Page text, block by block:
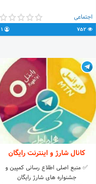
اجتماعی
752
کانال شارژ و اینترنت رایگان
✅ منبع اصلی اطلاع رسانی کمپین و
جشنواره های شارژ رایگان